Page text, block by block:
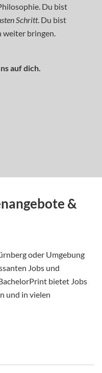
Du bist
Schritt. Du bist
weiter bringen.
auf dich.
&
oder Umgebung
Jobs und
bietet Jobs
und in vielen